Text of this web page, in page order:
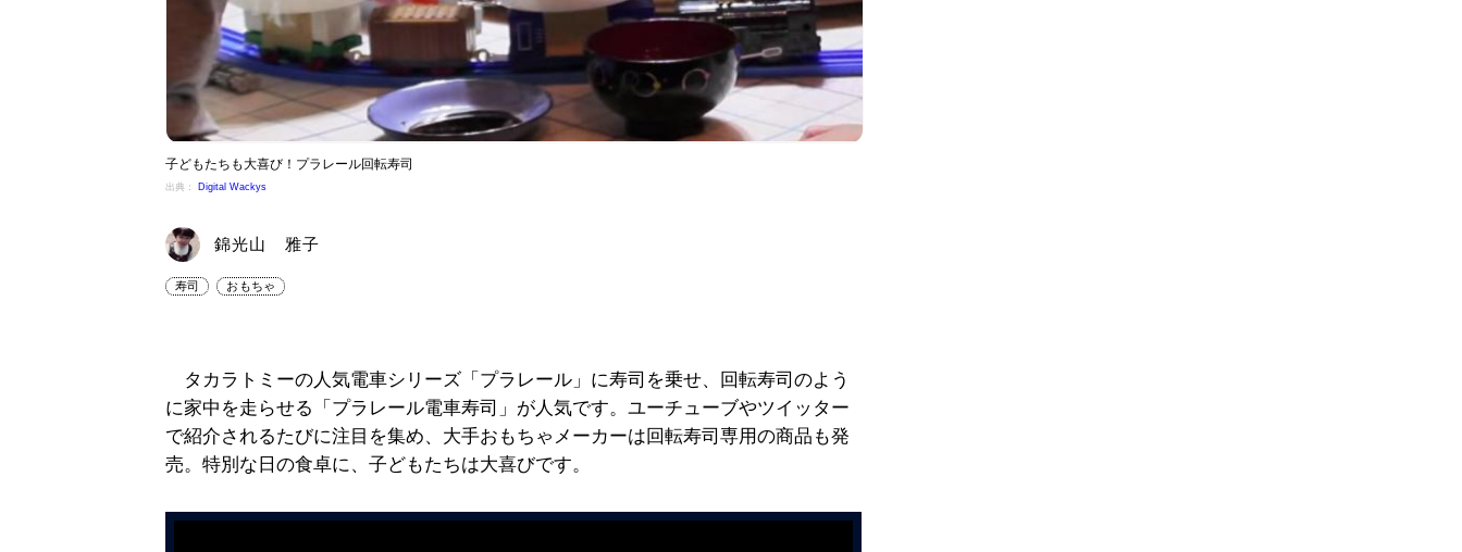
子どもたちも大喜び！プラレール回転寿司
出典： Digital Wackys
錦光山 雅子
寿司 おもちゃ
タカラトミーの人気電車シリーズ「プラレール」に寿司を乗せ、回転寿司のよう
に家中を走らせる「プラレール電車寿司」が人気です。ユーチューブやツイッター
で紹介されるたびに注目を集め、大手おもちゃメーカーは回転寿司専用の商品も発
売。特別な日の食卓に、子どもたちは大喜びです。